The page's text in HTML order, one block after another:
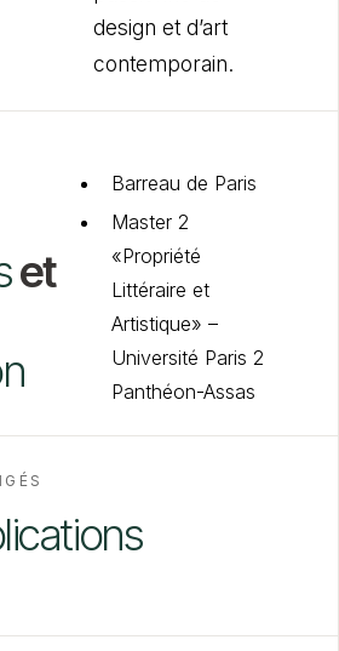
design et d’art
contemporain.
et
Barreau de Paris
Master 2
«Propriété
Littéraire et
Artistique» –
Université Paris 2
Panthéon-Assas